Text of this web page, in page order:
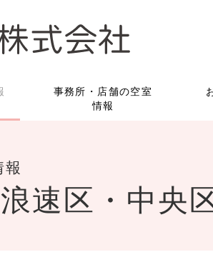
事務所・店舗の空室
情報
速区・中